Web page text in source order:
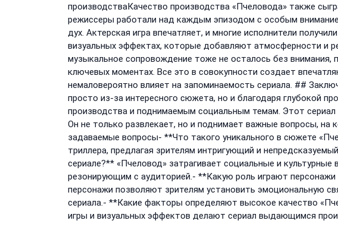
производстваКачество производства «Пчеловода» также
режиссеры работали над каждым эпизодом с особым
дух. Актерская игра впечатляет, и многие исполнители
визуальных эффектах, которые добавляют атмосферности и
музыкальное сопровождение тоже не осталось без внимания,
ключевых моментах. Все это в совокупности создает
немаловероятно влияет на запоминаемость сериала. ##
просто из-за интересного сюжета, но и благодаря глубокой
производства и поднимаемым социальным темам. Этот
Он не только развлекает, но и поднимает важные вопросы,
задаваемые вопросы- **Что такого уникального в сюжете
триллера, предлагая зрителям интригующий и
сериале?** «Пчеловод» затрагивает социальные и
резонирующим с аудиторией.- **Какую роль играют персонажи
персонажи позволяют зрителям установить эмоциональную
сериала.- **Какие факторы определяют высокое качество
игры и визуальных эффектов делают сериал выдающимся